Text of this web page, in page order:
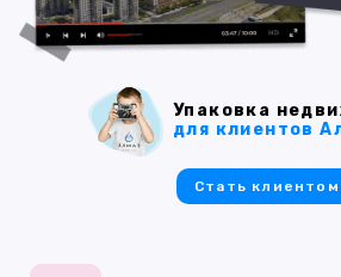
Упаковка
для клиентов
Стать клиентом